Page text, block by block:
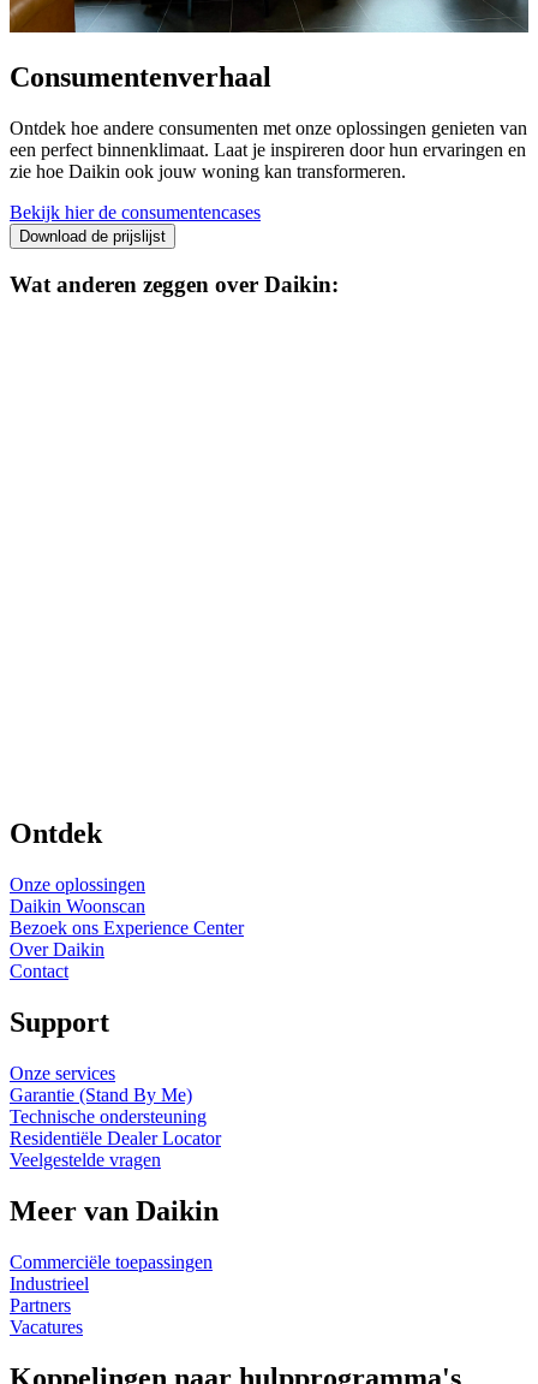
Consumentenverhaal
Ontdek hoe andere consumenten met onze oplossingen genieten van
een perfect binnenklimaat. Laat je inspireren door hun ervaringen en
zie hoe Daikin ook jouw woning kan transformeren.
Bekijk hier de consumentencases
Download de prijslijst
Wat anderen zeggen over Daikin:
Ontdek
Onze oplossingen
Daikin Woonscan
Bezoek ons Experience Center
Over Daikin
Contact
Support
Onze services
Garantie (Stand By Me)
Technische ondersteuning
Residentiële Dealer Locator
Veelgestelde vragen
Meer van Daikin
Commerciële toepassingen
Industrieel
Partners
Vacatures
Koppelingen naar hulpprogramma's